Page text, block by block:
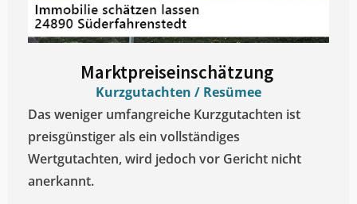
Marktpreiseinschätzung ​
Kurzgutachten / Resümee
Das weniger umfangreiche Kurzgutachten ist
preisgünstiger als ein vollständiges
Wertgutachten, wird jedoch vor Gericht nicht
anerkannt.